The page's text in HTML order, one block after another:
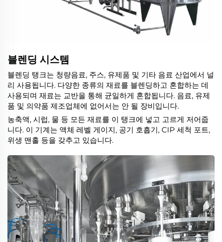
블렌딩 시스템
블렌딩 탱크는 청량음료, 주스, 유제품 및 기타 음료 산업에서 널
리 사용됩니다. 다양한 종류의 재료를 블렌딩하고 혼합하는 데
사용되며 재료는 교반을 통해 균일하게 혼합됩니다. 음료, 유제
품 및 의약품 제조업체에 없어서는 안 될 장비입니다.
농축액, 시럽, 물 등 모든 재료를 이 탱크에 넣고 고르게 저어줍
니다. 이 기계는 액체 레벨 게이지, 공기 호흡기, CIP 세척 포트,
위생 맨홀 등을 갖추고 있습니다.